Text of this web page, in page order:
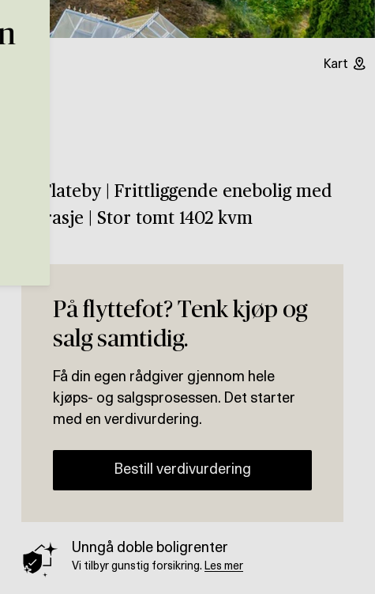
Kart
i Flateby | Frittliggende enebolig med
| Stor tomt 1402 kvm
På flyttefot? Tenk kjøp og
salg samtidig.
Få din egen rådgiver gjennom hele
kjøps- og salgsprosessen. Det starter
med en verdivurdering.
Bestill verdivurdering
Unngå doble boligrenter
Vi tilbyr gunstig forsikring. Les mer